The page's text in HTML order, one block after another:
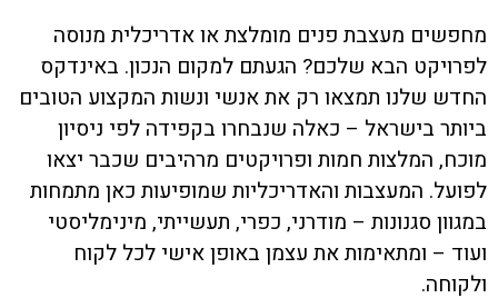
מחפשים מעצבת פנים מומלצת או אדריכלית מנוסה
לפרויקט הבא שלכם? הגעתם למקום הנכון. באינדקס
החדש שלנו תמצאו רק את אנשי ונשות המקצוע הטובים
ביותר בישראל – כאלה שנבחרו בקפידה לפי ניסיון
מוכח, המלצות חמות ופרויקטים מרהיבים שכבר יצאו
לפועל. המעצבות והאדריכליות שמופיעות כאן מתמחות
במגוון סגנונות – מודרני, כפרי, תעשייתי, מינימליסטי
ועוד – ומתאימות את עצמן באופן אישי לכל לקוח
ולקוחה.